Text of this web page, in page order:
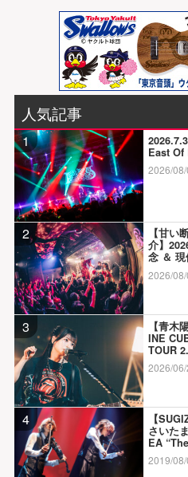
人気記事
1
East Of
2026/
2
【甘
介】
念 ＆
2026/
3
【青木
INE
TOUR
2026/
4
【
さいた
EA
2019/